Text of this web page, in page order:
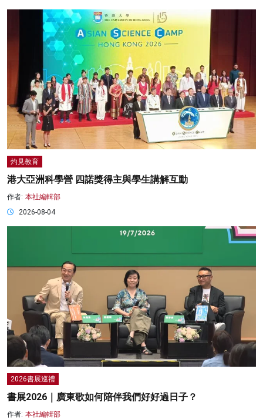
灼見教育
港大亞洲科學營 四諾獎得主與學生講解互動
作者: 本社編輯部
2026-08-04
2026書展巡禮
書展2026｜廣東歌如何陪伴我們好好過日子？
作者: 本社編輯部